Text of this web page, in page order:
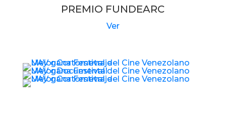
PREMIO FUNDEARC
Ver